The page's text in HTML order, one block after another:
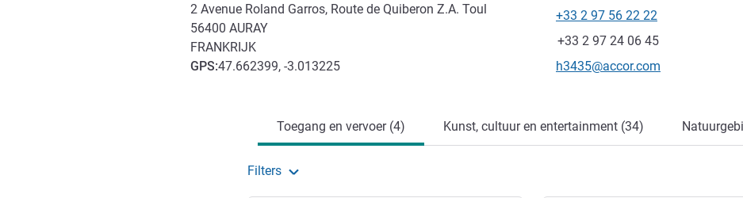
2 Avenue Roland Garros, Route de Quiberon Z.A. Toul
56400 AURAY
FRANKRIJK
GPS:47.662399, -3.013225
Telefoon
+33 2 97 56 22 22
Fax
+33 2 97 24 06 45
E-mailadres voor contact
h3435@accor.com
Toegang en vervoer (4) Kunst, cultuur en entertainment (34)
Filters